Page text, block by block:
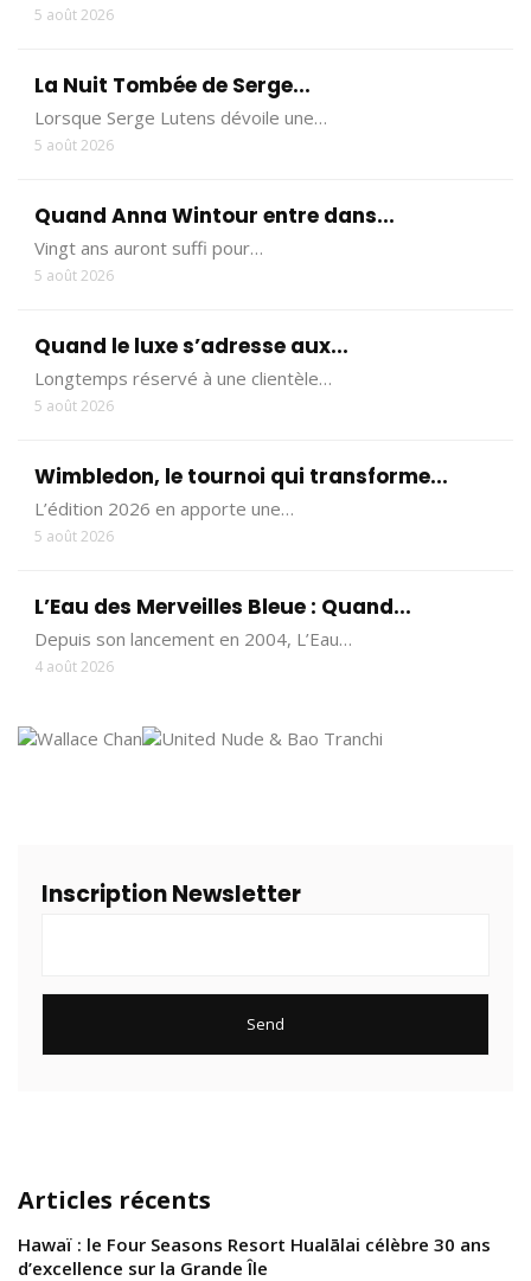
5 août 2026
La Nuit Tombée de Serge...
Lorsque Serge Lutens dévoile une…
5 août 2026
Quand Anna Wintour entre dans...
Vingt ans auront suffi pour…
5 août 2026
Quand le luxe s’adresse aux...
Longtemps réservé à une clientèle…
5 août 2026
Wimbledon, le tournoi qui transforme...
L’édition 2026 en apporte une…
5 août 2026
L’Eau des Merveilles Bleue : Quand...
Depuis son lancement en 2004, L’Eau…
4 août 2026
Inscription Newsletter
Articles récents
Hawaï : le Four Seasons Resort Hualālai célèbre 30 ans
d’excellence sur la Grande Île